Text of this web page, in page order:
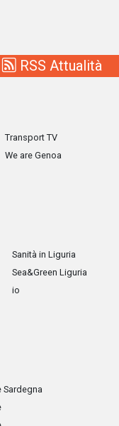
RSS Attualità
Transport TV
We are Genoa
Sanità in Liguria
Sea&Green Liguria
io
Sardegna